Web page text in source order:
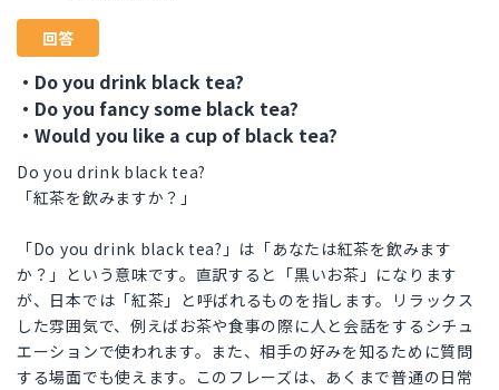
回答
・Do you drink black tea?
・Do you fancy some black tea?
・Would you like a cup of black tea?
Do you drink black tea?
「紅茶を飲みますか？」
「Do you drink black tea?」は「あなたは紅茶を飲みます
か？」という意味です。直訳すると「黒いお茶」になります
が、日本では「紅茶」と呼ばれるものを指します。リラックス
した雰囲気で、例えばお茶や食事の際に人と会話をするシチュ
エーションで使われます。また、相手の好みを知るために質問
する場面でも使えます。このフレーズは、あくまで普通の日常